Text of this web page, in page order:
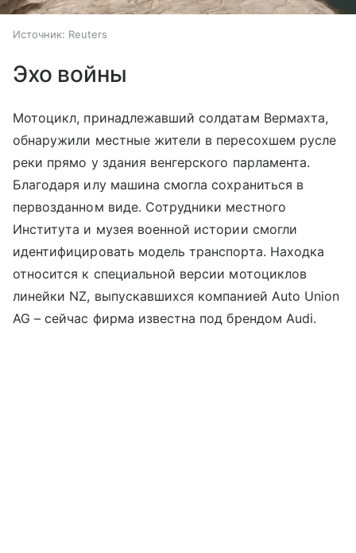
Источник: Reuters
Эхо войны
Мотоцикл, принадлежавший солдатам Вермахта,
обнаружили местные жители в пересохшем русле
реки прямо у здания венгерского парламента.
Благодаря илу машина смогла сохраниться в
первозданном виде. Сотрудники местного
Института и музея военной истории смогли
идентифицировать модель транспорта. Находка
относится к специальной версии мотоциклов
линейки NZ, выпускавшихся компанией Auto Union
AG – сейчас фирма известна под брендом Audi.